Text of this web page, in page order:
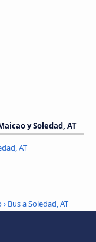
y Soledad, AT
AT
› Bus a Soledad, AT